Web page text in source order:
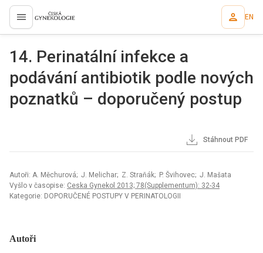
proLékaře.cz EN
14. Perinatální infekce a
podávání antibiotik podle nových
poznatků – doporučený postup
Stáhnout PDF
Autoři: A. Měchurová; J. Melichar; Z. Straňák; P. Švihovec; J. Mašata
Vyšlo v časopise: Ceska Gynekol 2013; 78(Supplementum): 32-34
Kategorie: DOPORUČENÉ POSTUPY V PERINATOLOGII
Autoři